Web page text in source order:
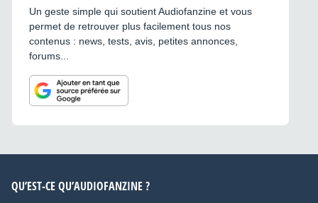
Un geste simple qui soutient Audiofanzine et vous
permet de retrouver plus facilement tous nos
contenus : news, tests, avis, petites annonces,
forums...
QU’EST-CE QU’AUDIOFANZINE ?